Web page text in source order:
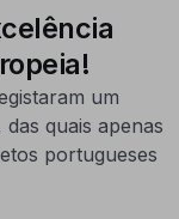
um
quais apenas
portugueses